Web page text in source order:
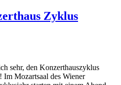
Zyklus
sehr, den Konzerthauszyklus
Mozartsaal des Wiener